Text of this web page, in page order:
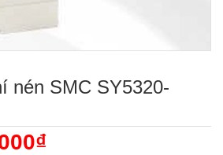
nén SMC SY5320-